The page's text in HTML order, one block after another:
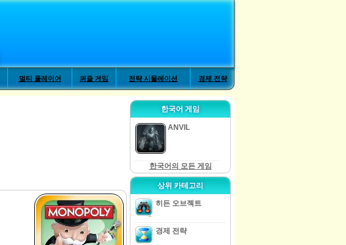
멀티 플레이어 퍼즐 게임 전략 시뮬레이션 경제 전략
한국어 게임
ANVIL
한국어의 모든 게임
상위 카테고리
히든 오브젝트
경제 전략